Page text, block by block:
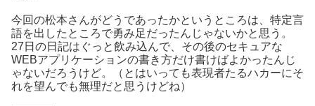
今回の松本さんがどうであったかというところは、特定言
語を出したところで勇み足だったんじゃないかと思う。
27日の日記はぐっと飲み込んで、その後のセキュアな
WEBアプリケーションの書き方だけ書けばよかったんじ
ゃないだろうけど。（とはいっても表現者たるハカーにそ
れを望んでも無理だと思うけどね）